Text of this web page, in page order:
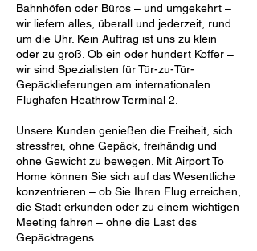
Bahnhöfen oder Büros – und umgekehrt –
wir liefern alles, überall und jederzeit, rund
um die Uhr. Kein Auftrag ist uns zu klein
oder zu groß. Ob ein oder hundert Koffer –
wir sind Spezialisten für Tür-zu-Tür-
Gepäcklieferungen am internationalen
Flughafen Heathrow Terminal 2.
Unsere Kunden genießen die Freiheit, sich
stressfrei, ohne Gepäck, freihändig und
ohne Gewicht zu bewegen. Mit Airport To
Home können Sie sich auf das Wesentliche
konzentrieren – ob Sie Ihren Flug erreichen,
die Stadt erkunden oder zu einem wichtigen
Meeting fahren – ohne die Last des
Gepäcktragens.